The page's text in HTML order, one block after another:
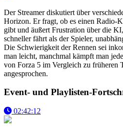
Der Streamer diskutiert über
Horizon. Er fragt, ob es einen Radio-
gibt und äußert Frustration über die
schneller fährt als der Spieler,
Die Schwierigkeit der Rennen sei
man leicht, manchmal kämpft man
von Forza 5 im Vergleich zu früheren
angesprochen.
Event- und Playlisten-
02:42:12